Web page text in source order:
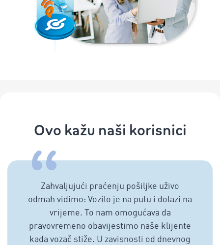
Ovo kažu naši korisnici
Zahvaljujući praćenju pošiljke uživo
odmah vidimo: Vozilo je na putu i dolazi na
vrijeme. To nam omogućava da
pravovremeno obavijestimo naše klijente
kada vozač stiže. U zavisnosti od dnevnog